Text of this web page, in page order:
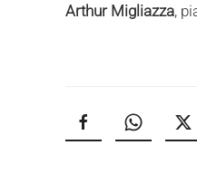
Arthur Migliazza,